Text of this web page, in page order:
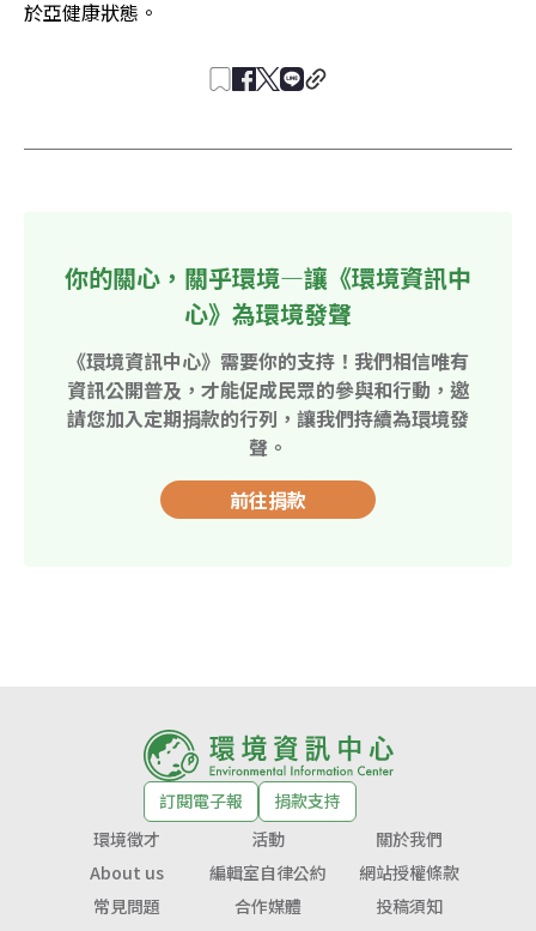
於亞健康狀態。
你的關心，關乎環境—讓《環境資訊中
心》為環境發聲
《環境資訊中心》需要你的支持！我們相信唯有
資訊公開普及，才能促成民眾的參與和行動，邀
請您加入定期捐款的行列，讓我們持續為環境發
聲。
前往捐款
訂閱電子報
捐款支持
環境徵才
活動
關於我們
About us
編輯室自律公約
網站授權條款
常見問題
合作媒體
投稿須知